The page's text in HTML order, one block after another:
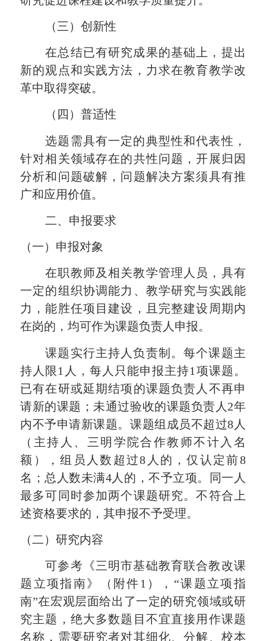
（三）‌创新性
在总结已有研究成果的基础上，提出
新的观点和实践方法，力求在教育教学改
革中取得突破‌。
（四）普适性
选题需具有一定的典型性和代表性，
针对相关领域存在的共性问题，开展归因
分析和问题破解，问题解决方案须具有推
广和应用价值。
二、 申报要求
（一） 申报对象
在职教师及相关教学管理人员，具有
一定的组织协调能力、教学研究与实践能
力，能胜任项目建设，且完整建设周期内
在岗的，均可作为课题负责人申报。
课题实行主持人负责制。每个课题主
持人限1 人，每人只能申报主持1 项课题。
已有在研或延期结项的课题负责人不再申
请新的课题 ；未通过验收的课题负责人 2年
内不予申请新课题。课题组成员不超过8 人
（主持人、三明学院合作教师不计入名
额），组员人数超过8 人的，仅认定前8
名；总人数未满4人的，不予立项。同一人
最多可同时参加两个课题研究。不符合上
述资格要求的 ，其申报不予受理。
（二）研究内容
可参考《三明市基础教育联合教改课
题 立项指南》（附件1 ）， “课题立项指
南”在宏观层面给出了一定的研究领域或研
究主题，绝大多数题目不宜直接用作课题
名称，需要研究者对其细化、分解、校本